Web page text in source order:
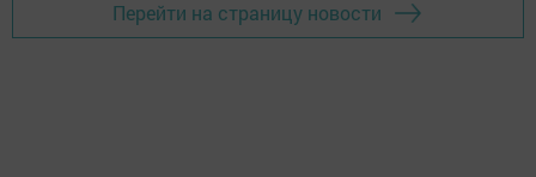
Перейти на страницу новости